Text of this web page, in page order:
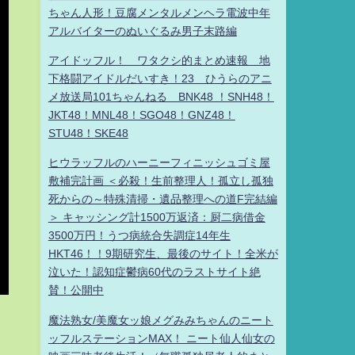
ちゃん人形！豆腐メンタルメンヘラ電波中年
アルバイターのぬいぐるみ男子末路編
アイドッフル！ ワタクシ的まとめ速報 地
下格闘アイドルだいすき！23 ひうらのアニ
メ放送局101ちゃんねる BNK48 ！SNH48！
JKT48！MNL48！SGO48！GNZ48！
STU48！SKE48
ヒウラッフルのハーニーフィニッシュゴミ屋
敷補完計画 ＜必殺！生前整理人！孤立し孤独
死からの～特殊清掃・遺品整理への道F完結編
＞ キャッシング計1500万返済：厨二病借金
3500万円！うつ病統合失調症14年生
HKT46！！9期研究生、最後のサイト！全米が
泣いた！認知症鬱病60代のラストサイト絶
賛！公開中
魔法熟女/美魔女ッ娘メグみみちゃんのニート
ッフルステーションMAX！ ニート仙人仙女の